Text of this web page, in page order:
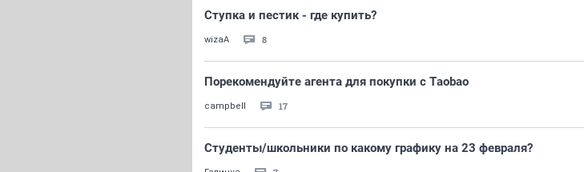
Ступка и пестик - где купить?
wizaA 8
Порекомендуйте агентa для покупки с Тaobao
campbell 17
Студенты/школьники по какому графику на 23 февраля?